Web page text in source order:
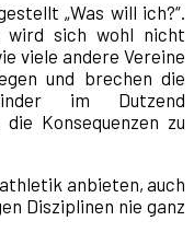
„Was will ich?“.
wird sich wohl nicht
viele andere Vereine
und brechen die
im Dutzend
Konsequenzen zu
anbieten, auch
Disziplinen nie ganz